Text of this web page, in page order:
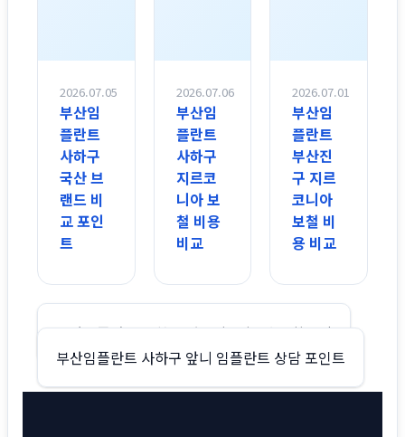
2026.07.05
부산임
플란트
사하구
국산 브
랜드 비
교 포인
트
2026.07.06
부산임
플란트
사하구
지르코
니아 보
철 비용
비교
2026.07.01
부산임
플란트
부산진
구 지르
코니아
보철 비
용 비교
글
탐
부산임플란트 사하구 뼈이식 포함 견적 확인법
부산임플란트 사하구 앞니 임플란트 상담 포인트